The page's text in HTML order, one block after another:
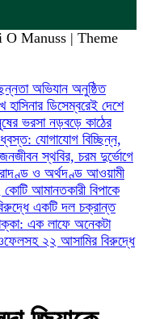
Manuss | Theme
অভিযান অনুষ্ঠিত
হাসিনার ডিসেম্বরেই দেশে
ভরসা নড়বড়ে কাঠের
যোগাযোগ বিচ্ছিন্ন,
জনজীবন স্থবির, চরম দুর্ভোগে
ও অর্থদণ্ড আওয়ামী
আমানতকারী বিপাকে
একটি দল চক্রান্ত
এক লাফে অনেকটা
২২ আসামির বিরুদ্ধে